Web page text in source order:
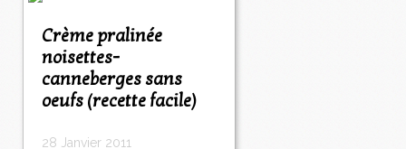
Crème pralinée
noisettes-
canneberges sans
oeufs (recette facile)
28 Janvier 2011